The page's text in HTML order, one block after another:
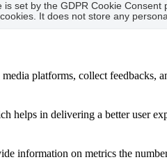
is set by the GDPR Cookie
It does not store any
platforms, collect feedbacks,
helps in delivering a better user
information on metrics the